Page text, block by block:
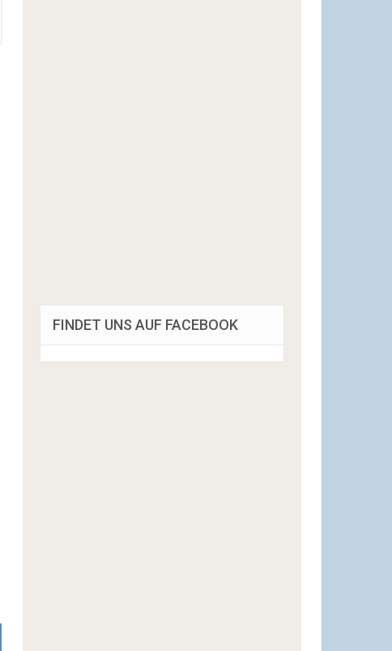
FINDET UNS AUF FACEBOOK